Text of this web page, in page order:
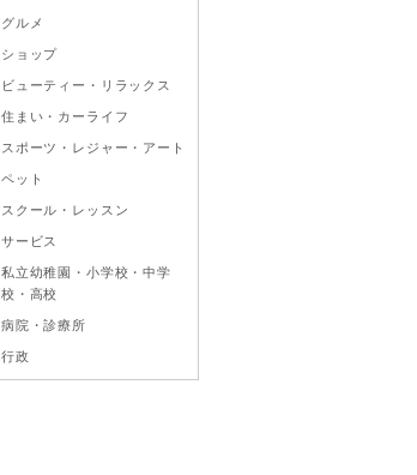
グルメ
ショップ
ビューティー・リラックス
住まい・カーライフ
スポーツ・レジャー・アート
ペット
スクール・レッスン
サービス
私立幼稚園・小学校・中学
校・高校
病院・診療所
行政